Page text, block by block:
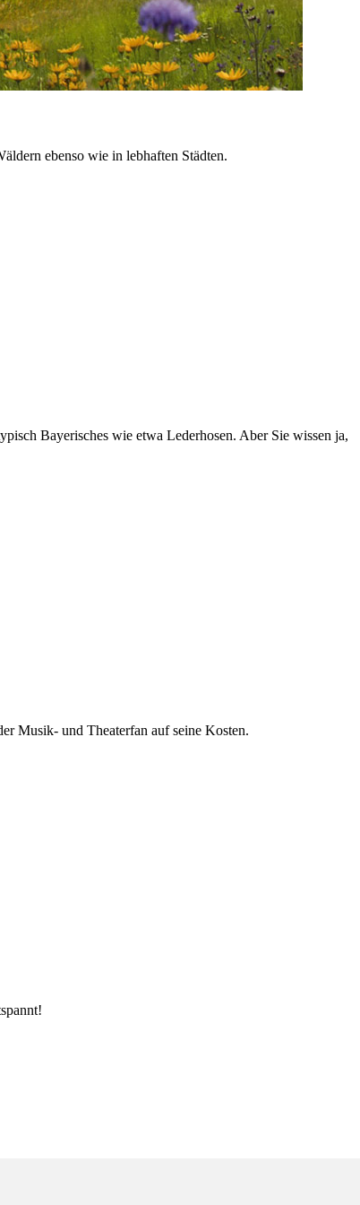
ebenso wie in lebhaften Städten.
Bayerisches wie etwa Lederhosen. Aber Sie wissen ja,
Musik- und Theaterfan auf seine Kosten.